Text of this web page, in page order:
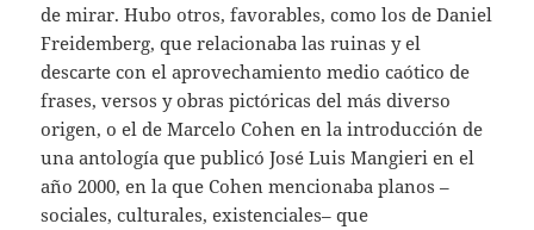
de mirar. Hubo otros, favorables, como los de Daniel
Freidemberg, que relacionaba las ruinas y el
descarte con el aprovechamiento medio caótico de
frases, versos y obras pictóricas del más diverso
origen, o el de Marcelo Cohen en la introducción de
una antología que publicó José Luis Mangieri en el
año 2000, en la que Cohen mencionaba planos –
sociales, culturales, existenciales– que